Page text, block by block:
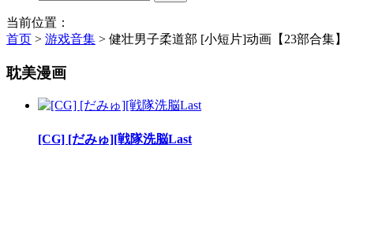
当前位置：
首页 > 游戏音集 > 健壮男子柔道部 [小短片]动画【23部合集】
耽美漫画
[CG] [だみゅ][戦隊洗脳Last